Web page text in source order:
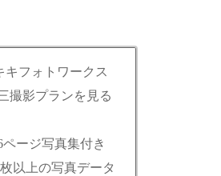
キフォトワークス
撮影プランを見る
ページ写真集付き
枚以上の写真データ